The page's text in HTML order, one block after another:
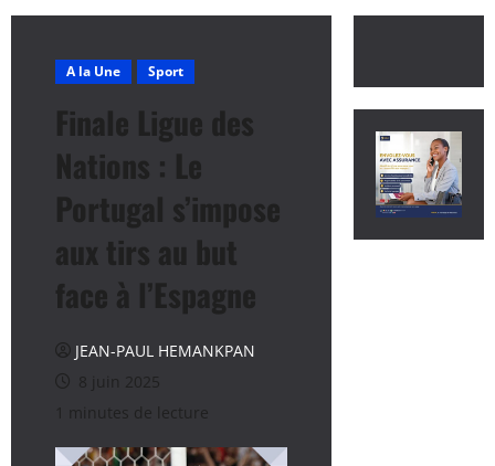
A la Une Sport
Finale Ligue des
Nations : Le
Portugal s’impose
aux tirs au but
face à l’Espagne
JEAN-PAUL HEMANKPAN
8 juin 2025
1 minutes de lecture